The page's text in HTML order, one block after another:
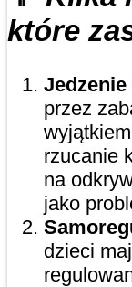
które
Jedzenie
przez
rzucanie
na
jako
dzieci